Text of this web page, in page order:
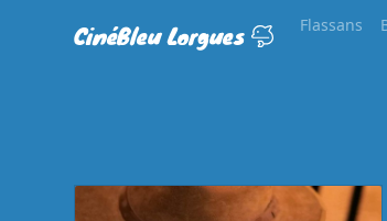
CinéBleu Lorgues Flassans